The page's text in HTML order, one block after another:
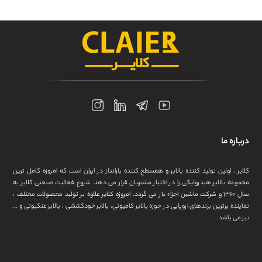
ما
، اولین تولید کننده بالابر و همسطح کننده بارانداز در ایران است که امروزه کامل ترین
بالابر هیدرولیکی را در اختیار مشتریان قرار می دهد. شروع فعالیت صنعتی کلایر به
سال ۱۳۶۰ و شرکت ماشین اجزاء باز می گردد. امروزه کلایر علاوه بر تولید محصولات مختلف ،
برترین برندهای اروپایی در حوزه بالابر کامیونی، بالابر خودکششی ، بالابر عنکبوتی و …
می باشد.